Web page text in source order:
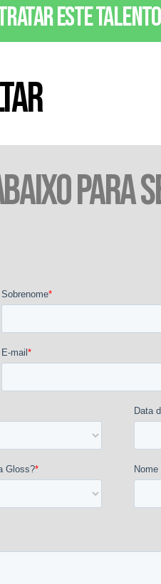
este talento
PARA